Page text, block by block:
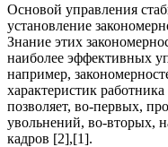
Основой управления
установление
Знание этих
наиболее эффективных
например,
характеристик
позволяет, во-первых,
увольнений, во-вторых,
кадров [2],[1].